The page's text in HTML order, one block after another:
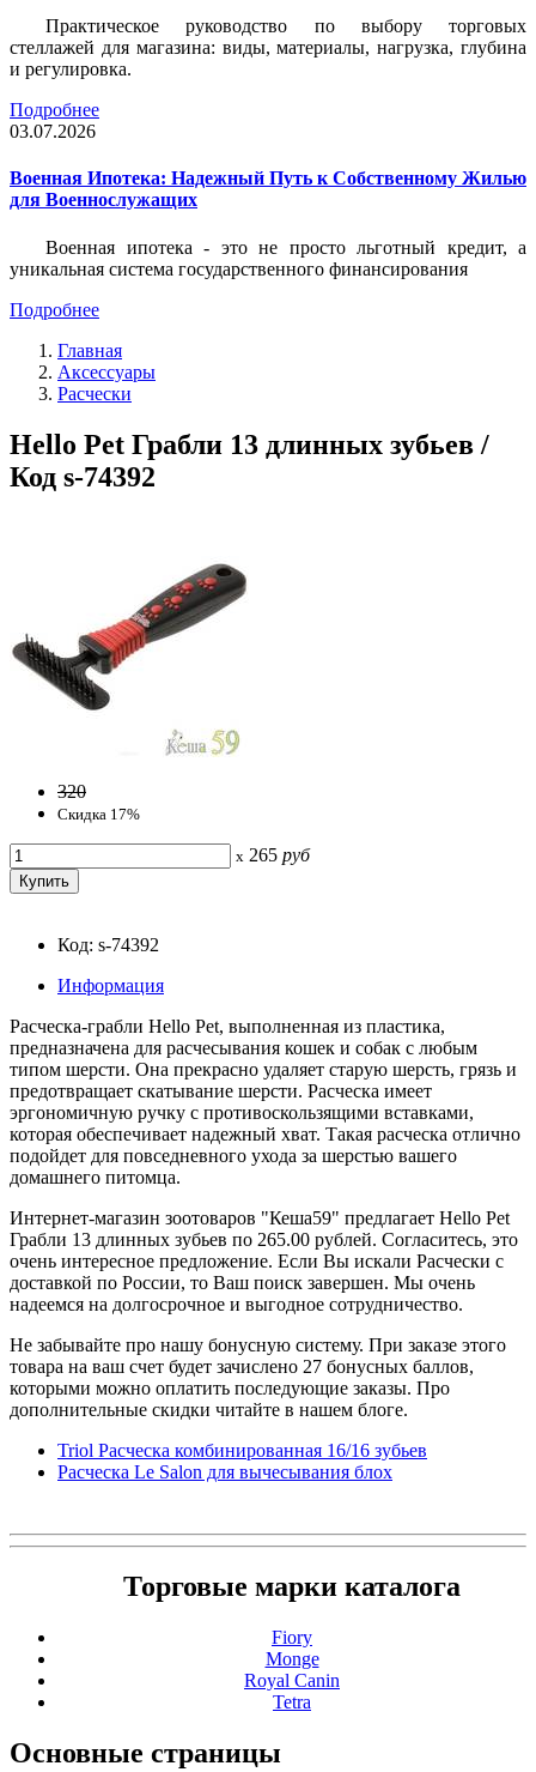
Практическое руководство по выбору торговых
стеллажей для магазина: виды, материалы, нагрузка, глубина
и регулировка.
Подробнее
03.07.2026
Военная Ипотека: Надежный Путь к Собственному Жилью
для Военнослужащих
Военная ипотека - это не просто льготный кредит, а
уникальная система государственного финансирования
Подробнее
Главная
Аксессуары
Расчески
Hello Pet Грабли 13 длинных зубьев /
Код s-74392
320
Скидка 17%
x 265 руб
Код: s-74392
Информация
Расческа-грабли Hello Pet, выполненная из пластика,
предназначена для расчесывания кошек и собак с любым
типом шерсти. Она прекрасно удаляет старую шерсть, грязь и
предотвращает скатывание шерсти. Расческа имеет
эргономичную ручку с противоскользящими вставками,
которая обеспечивает надежный хват. Такая расческа отлично
подойдет для повседневного ухода за шерстью вашего
домашнего питомца.
Интернет-магазин зоотоваров "Кеша59" предлагает Hello Pet
Грабли 13 длинных зубьев по 265.00 рублей. Согласитесь, это
очень интересное предложение. Если Вы искали Расчески с
доставкой по России, то Ваш поиск завершен. Мы очень
надеемся на долгосрочное и выгодное сотрудничество.
Не забывайте про нашу бонусную систему. При заказе этого
товара на ваш счет будет зачислено 27 бонусных баллов,
которыми можно оплатить последующие заказы. Про
дополнительные скидки читайте в нашем блоге.
Triol Расческа комбинированная 16/16 зубьев
Расческа Le Salon для вычесывания блох
Торговые марки каталога
Fiory
Monge
Royal Canin
Tetra
Основные страницы